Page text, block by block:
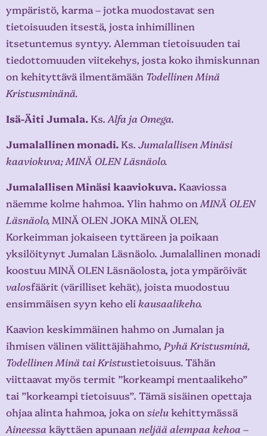
ympäristö, karma – jotka muodostavat sen
tietoisuuden itsestä, josta inhimillinen
itsetuntemus syntyy. Alemman tietoisuuden tai
tiedottomuuden viitekehys, josta koko ihmiskunnan
on kehityttävä ilmentämään Todellinen Minä
Kristusminänä.
Isä-Äiti Jumala.Ks. Alfa ja Omega.
Jumalallinen monadi.Ks. Jumalallisen Minäsi
kaaviokuva; MINÄ OLEN Läsnäolo.
Jumalallisen Minäsi kaaviokuva.Kaaviossa
näemme kolme hahmoa. Ylin hahmo on MINÄ OLEN
Läsnäolo, MINÄ OLEN JOKA MINÄ OLEN,
Korkeimman jokaiseen tyttäreen ja poikaan
yksilöitynyt Jumalan Läsnäolo. Jumalallinen monadi
koostuu MINÄ OLEN Läsnäolosta, jota ympäröivät
valosfäärit (värilliset kehät), joista muodostuu
ensimmäisen syyn keho eli kausaalikeho.
Kaavion keskimmäinen hahmo on Jumalan ja
ihmisen välinen välittäjähahmo, Pyhä Kristusminä,
Todellinen Minä tai Kristustietoisuus.Tähän
viittaavat myös termit ”korkeampi mentaalikeho”
tai ”korkeampi tietoisuus”. Tämä sisäinen opettaja
ohjaa alinta hahmoa, joka on sielukehittymässä
Aineessa käyttäen apunaan neljää alempaa kehoa –